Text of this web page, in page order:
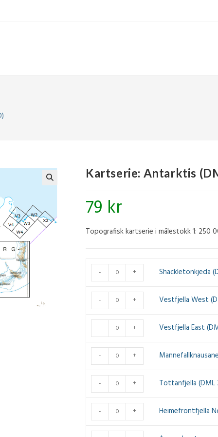
Kartserie: Antarktis
79 kr
Topografisk kartserie i målestokk 1: 250
Shackletonkjeda
(DML
250)
-
A14
antall
- + Shackletonkjeda
Vestfjella
West
(DML
250)
-
- + Vestfjella West
Vestfjella
East
(DML
250)
-
- + Vestfjella East
Mannefallknausane
(DML
250)
-
C8
antall
- +
Tottanfjella
(DML
250)
-
C9
- + Tottanfjella (DML
Heimefrontfjella
North
(DML
- + Heimefrontfjella